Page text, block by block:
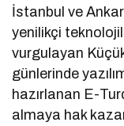
İstanbul ve
yenilikçi
vurgulayan
günlerinde
hazırlanan E-
almaya hak